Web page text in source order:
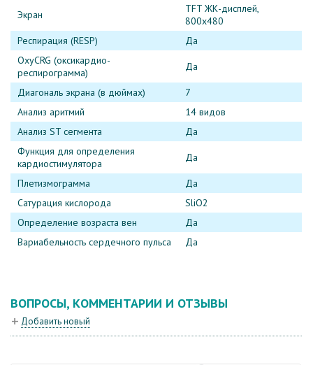
Экран
TFT ЖК-дисплей,
800x480
Респирация (RESP)
Да
OxyCRG (оксикардио-
респирограмма)
Да
Диагональ экрана (в дюймах)
7
Анализ аритмий
14 видов
Анализ ST сегмента
Да
Функция для определения
кардиостимулятора
Да
Плетизмограмма
Да
Сатурация кислорода
SliO2
Определение возраста вен
Да
Вариабельность сердечного пульса
Да
ВОПРОСЫ, КОММЕНТАРИИ И ОТЗЫВЫ
Добавить новый